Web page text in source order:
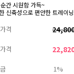
간 시원함 가득~
신축성으로 편안한 트레이
격
격
1%